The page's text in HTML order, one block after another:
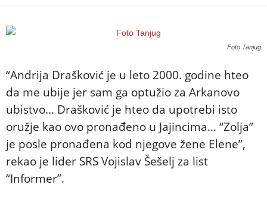
Foto Tanjug
“Andrija Drašković je u leto 2000. godine hteo
da me ubije jer sam ga optužio za Arkanovo
ubistvo… Drašković je hteo da upotrebi isto
oružje kao ovo pronađeno u Jajincima… “Zolja”
je posle pronađena kod njegove žene Elene”,
rekao je lider SRS Vojislav Šešelj za list
“Informer”.